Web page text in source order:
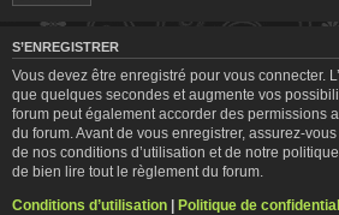
S’ENREGISTRER
Vous devez être enregistré pour vous connecter.
que quelques secondes et augmente vos
forum peut également accorder des permissions
du forum. Avant de vous enregistrer, assurez-
de nos conditions d’utilisation et de notre
de bien lire tout le règlement du forum.
Conditions d’utilisation | Politique de